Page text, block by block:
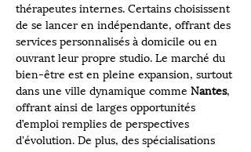
thérapeutes internes. Certains choisissent
de se lancer en indépendante, offrant des
services personnalisés à domicile ou en
ouvrant leur propre studio. Le marché du
bien-être est en pleine expansion, surtout
dans une ville dynamique comme Nantes,
offrant ainsi de larges opportunités
d’emploi remplies de perspectives
d'évolution. De plus, des spécialisations